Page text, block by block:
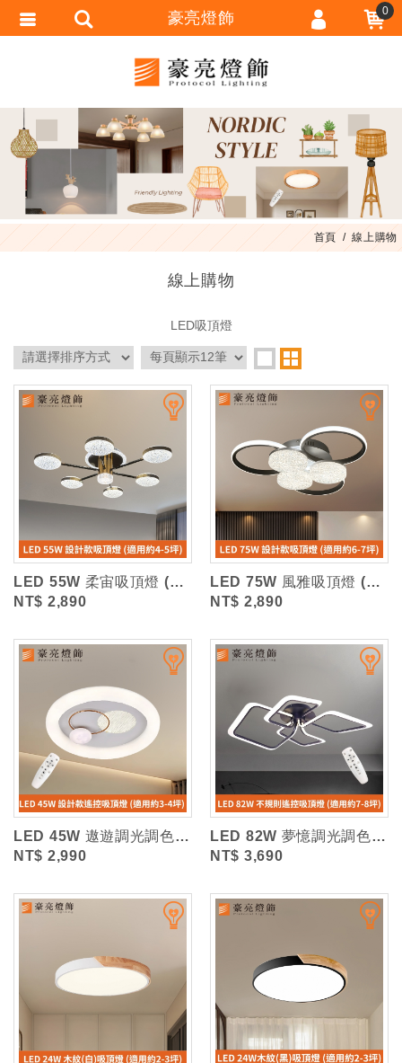
首頁 線上購物
線上購物
LED吸頂燈
LED 55W 柔宙吸頂燈 (三色光)
NT$ 2,890
LED 75W 風雅吸頂燈 (三色光)
NT$ 2,890
LED 45W 遨遊調光調色吸頂燈 (附遙控器)
NT$ 2,990
LED 82W 夢憶調光調色吸頂燈 (附遙控器)
NT$ 3,690
豪亮燈飾 0
會員註冊
忘記密碼
訂單查詢
匯款通知